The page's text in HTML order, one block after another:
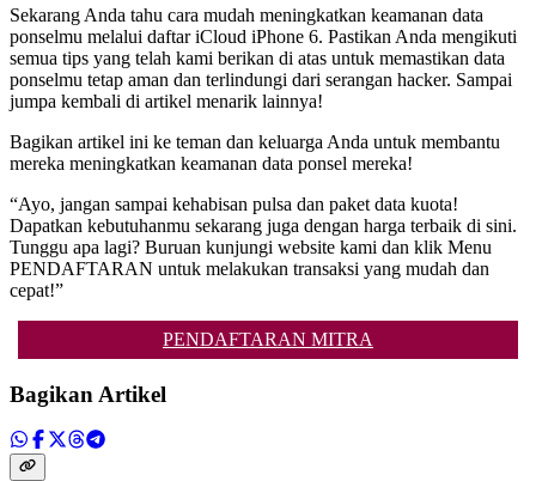
Sekarang Anda tahu cara mudah meningkatkan keamanan data
ponselmu melalui daftar iCloud iPhone 6. Pastikan Anda mengikuti
semua tips yang telah kami berikan di atas untuk memastikan data
ponselmu tetap aman dan terlindungi dari serangan hacker. Sampai
jumpa kembali di artikel menarik lainnya!
Bagikan artikel ini ke teman dan keluarga Anda untuk membantu
mereka meningkatkan keamanan data ponsel mereka!
“Ayo, jangan sampai kehabisan pulsa dan paket data kuota!
Dapatkan kebutuhanmu sekarang juga dengan harga terbaik di sini.
Tunggu apa lagi? Buruan kunjungi website kami dan klik Menu
PENDAFTARAN untuk melakukan transaksi yang mudah dan
cepat!”
PENDAFTARAN MITRA
Bagikan Artikel